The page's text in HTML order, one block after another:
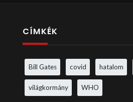
CÍMKÉK
Bill Gates covid hatalom
világkormány WHO